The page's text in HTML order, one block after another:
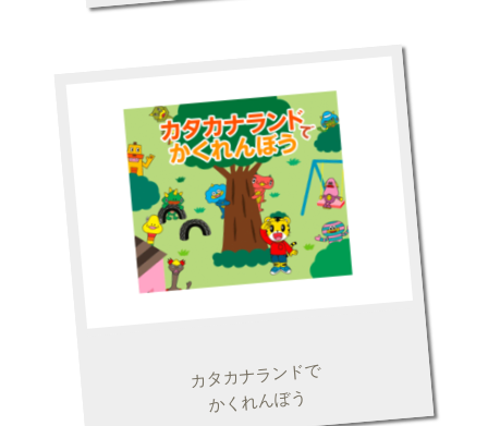
カタカナランドで
かくれんぼう